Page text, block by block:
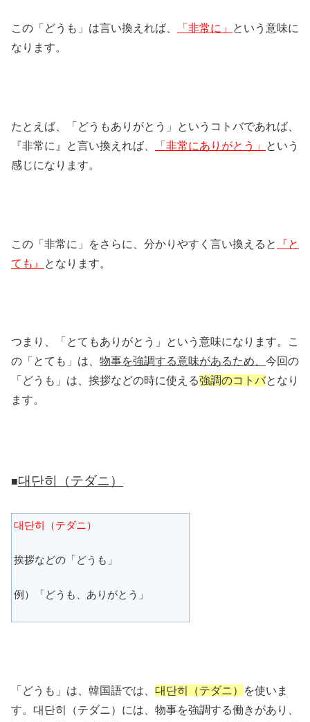
この「どうも」は言い換えれば、 「非常に」
という意味に
なります。
たとえば、「どうもありがとう」というコトバであれば、
『非常に』と言い換えれば、
「非常にありがとう」
という
感じになります。
この「非常に」をさらに、分かりやすく言い換えると
『と
ても』
となります。
つまり、「とてもありがとう」という意味になります。こ
の「とても」は、 物事を強調する意味があるため、 今回の
「どうも」は、挨拶などの時に使える強調のコトバとなり
ます。
■대단히（テダニ）
대단히（テダニ）
挨拶などの「どうも」
例）「どうも、ありがとう」
「どうも」は、韓国語では、 대단히（テダニ）
を使いま
す。대단히（テダニ）には、物事を強調する働きがあり、